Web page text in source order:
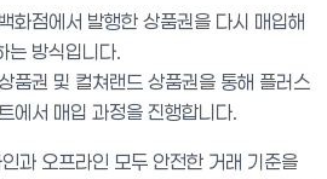
화점에서 발행한 상품권을 다시 매입해
는 방식입니다.
품권 및 컬쳐랜드 상품권을 통해 플러스
에서 매입 과정을 진행합니다.
과 오프라인 모두 안전한 거래 기준을